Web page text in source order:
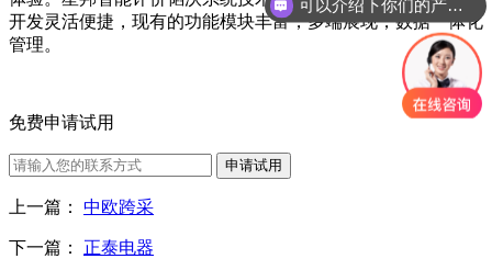
开发灵活便捷，现有的功能模块丰富，多端展现，数据一体化
管理。
免费申请试用
申请试用
上一篇： 中欧跨采
下一篇： 正泰电器
你们是怎么收费的呢？